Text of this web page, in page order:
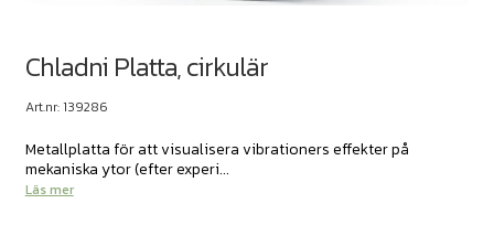
Chladni Platta, cirkulär
Art.nr: 139286
Metallplatta för att visualisera vibrationers effekter på
mekaniska ytor (efter experi...
Läs mer